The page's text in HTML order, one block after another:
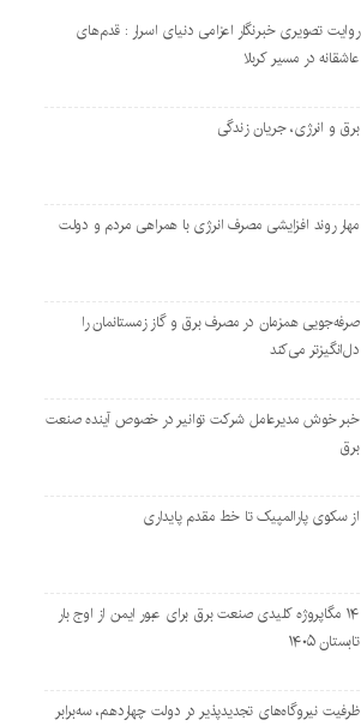
روایت تصویری خبرنگار اعزامی دنیای اسرار : قدم‌های
عاشقانه در مسیر کربلا
برق و انرژی، جریان زندگی
مهار روند افزایشی مصرف انرژی با همراهی مردم و دولت
صرفه‌جویی همزمان در مصرف برق و گاز زمستانمان را
دل‌انگیزتر می‌کند
خبر خوش مدیرعامل شرکت توانیر در خصوص آینده صنعت
برق
از سکوی پارالمپیک تا خط مقدم پایداری
۱۴ مگاپروژه‌ کلیدی صنعت برق برای عبور ایمن از اوج بار
تابستان ۱۴۰۵
ظرفیت نیروگاه‌های تجدیدپذیر در دولت چهاردهم، سه‌برابر